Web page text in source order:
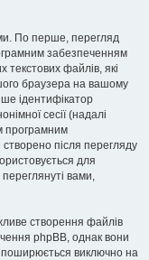
По перше, перегляд
забезпеченням
текстових файлів, які
браузера на вашому
ідентифікатор
сесії (надалі
програмним
після перегляду
для
вами,
створення файлів
phpBB, однак вони
поширюється виключно на